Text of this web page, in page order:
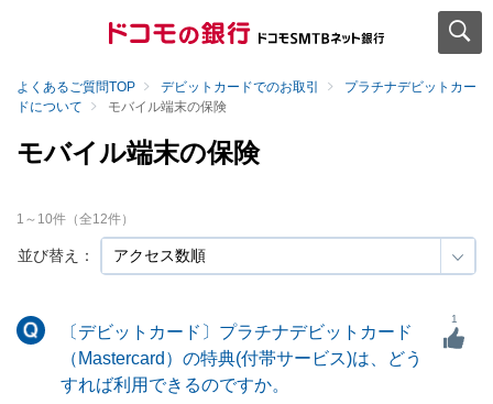
よくあるご質問TOP デビットカードでのお取引
プラチナデビットカー
ドについて
モバイル端末の保険
モバイル端末の保険
並び替え：
1 ～ 10件（全12件）
〔デビットカード〕プラチナデビットカード
（Mastercard）の特典(付帯サービス)は、どう
すれば利用できるのですか。
1